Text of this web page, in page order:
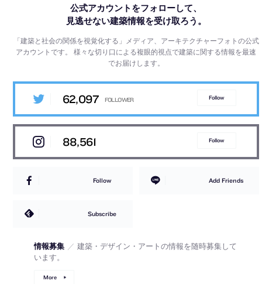
公式アカウントをフォローして、
見逃せない建築情報を受け取ろう。
「建築と社会の関係を視覚化する」メディア、アーキテクチャーフォトの公式
アカウントです。様々な切り口による複眼的視点で建築に関する情報を最速
でお届けします。
62,097 Follow
88,561 Follow
Follow Add Friends
Subscribe
情報募集 ／ 建築・デザイン・アートの情報を随時募集して
います。
More